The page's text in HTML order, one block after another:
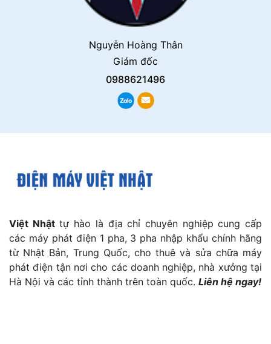
Nguyễn Hoàng Thân
Giám đốc
0988621496
Việt Nhậttự hào là địa chỉ chuyên nghiệp cung cấp
các máy phát điện 1 pha, 3 pha nhập khẩu chính hãng
từ Nhật Bản, Trung Quốc, cho thuê và sửa chữa máy
phát điện tận nơi cho các doanh nghiệp, nhà xưởng tại
Hà Nội và các tỉnh thành trên toàn quốc. Liên hệ ngay!